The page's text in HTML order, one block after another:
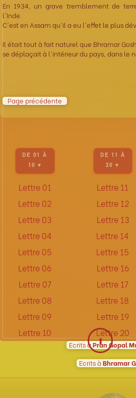
En 1934, un grave tremblement de
l'Inde.
C'est en Assam qu'il a eu l'effet le plus
Il était tout à fait naturel que Bhramar
se déplaçait à l'intérieur du pays, dans le
Page précédente
DE 01 À
10 ▾
Lettre 01
Lettre 02
Lettre 03
Lettre 04
Lettre 05
Lettre 06
Lettre 07
Lettre 08
Lettre 09
Lettre 10
DE 11 À
20 ▾
Lettre 11
Lettre 12
Lettre 13
Lettre 14
Lettre 15
Lettre 16
Lettre 17
Lettre 18
Lettre 19
Lettre 20
Ecrits àPran Gopal
Ecrits à Bhramar
⬆︎